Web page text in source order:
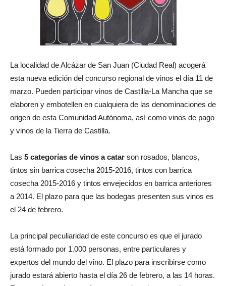
La localidad de Alcázar de San Juan (Ciudad Real) acogerá
esta nueva edición del concurso regional de vinos el día 11 de
marzo. Pueden participar vinos de Castilla-La Mancha que se
elaboren y embotellen en cualquiera de las denominaciones de
origen de esta Comunidad Autónoma, así como vinos de pago
y vinos de la Tierra de Castilla.
Las 5 categorías de vinos a catar son rosados, blancos,
tintos sin barrica cosecha 2015-2016, tintos con barrica
cosecha 2015-2016 y tintos envejecidos en barrica anteriores
a 2014. El plazo para que las bodegas presenten sus vinos es
el 24 de febrero.
La principal peculiaridad de este concurso es que el jurado
está formado por 1.000 personas, entre particulares y
expertos del mundo del vino. El plazo para inscribirse como
jurado estará abierto hasta el día 26 de febrero, a las 14 horas.